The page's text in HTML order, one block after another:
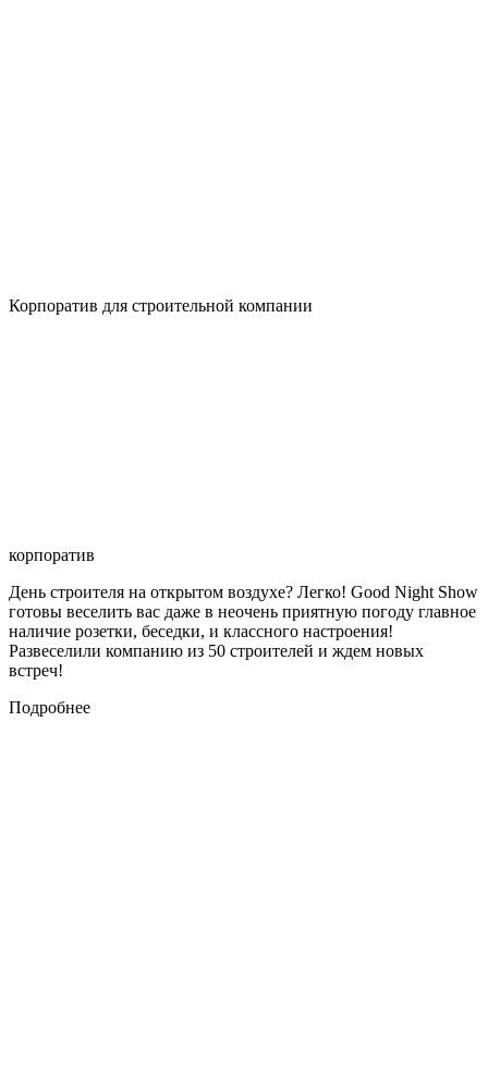
Корпоратив для строительной компании
корпоратив
День строителя на открытом воздухе? Легко! Good Night Show
готовы веселить вас даже в неочень приятную погоду главное
наличие розетки, беседки, и классного настроения!
Развеселили компанию из 50 строителей и ждем новых
встреч!
Подробнее